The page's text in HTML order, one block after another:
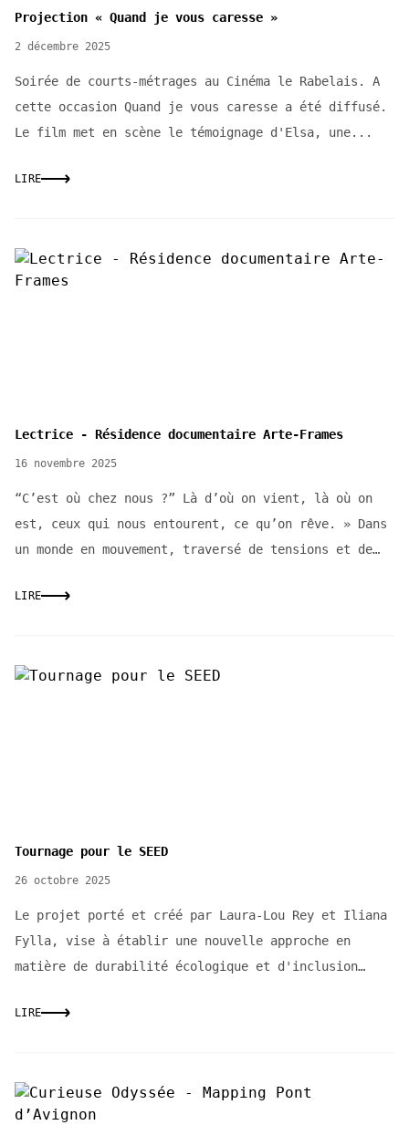
Projection « Quand je vous caresse »
2 décembre 2025
Soirée de courts-métrages au Cinéma le Rabelais. A
cette occasion Quand je vous caresse a été diffusé.
Le film met en scène le témoignage d'Elsa, une...
LIRE
Lectrice - Résidence documentaire Arte-Frames
16 novembre 2025
“C’est où chez nous ?” Là d’où on vient, là où on
est, ceux qui nous entourent, ce qu’on rêve. » Dans
un monde en mouvement, traversé de tensions et de
appartenances se déplacent et se multiplient, la
collectif, l’endroit d’où l’on vient et celui où
LIRE
Tournage pour le SEED
26 octobre 2025
Le projet porté et créé par Laura-Lou Rey et Iliana
Fylla, vise à établir une nouvelle approche en
matière de durabilité écologique et d'inclusion
LIRE